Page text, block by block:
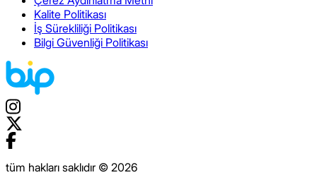
Kalite Politikası
İş Sürekliliği Politikası
Bilgi Güvenliği Politikası
tüm hakları saklıdır © 2026